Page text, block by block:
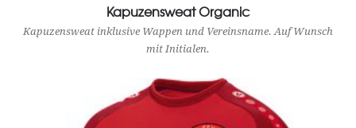
Kapuzensweat Organic
Kapuzensweat inklusive Wappen und Vereinsname. Auf Wunsch
mit Initialen.